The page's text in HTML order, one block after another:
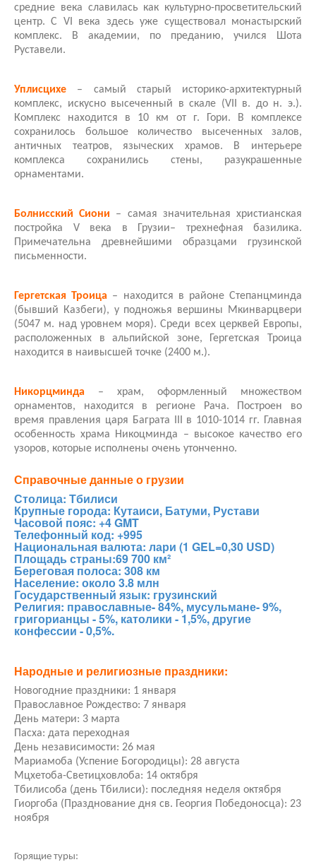
средние века славилась как культурно-просветительский
центр. С VI века здесь уже существовал монастырский
комплекс. В академии, по преданию, учился Шота
Руставели.
Уплисцихе
– самый старый историко-архитектурный
комплекс, искусно высеченный в скале (VII в. до н. э.).
Комплекс находится в 10 км от г. Гори. В комплексе
сохранилось большое количество высеченных залов,
античных театров, языческих храмов. В интерьере
комплекса сохранились стены, разукрашенные
орнаментами.
Болнисский Сиони – самая значительная христианская
постройка V века в Грузии– трехнефная базилика.
Примечательна древнейшими образцами грузинской
письменности.
Гергетская Троица – находится в районе Степанцминда
(бывший Казбеги), у подножья вершины Мкинварцвери
(5047 м. над уровнем моря). Среди всех церквей Европы,
расположенных в альпийской зоне, Гергетская Троица
находится в наивысшей точке (2400 м.).
Никорцминда
– храм, оформленный множеством
орнаментов, находится в регионе Рача. Построен во
время правления царя Баграта III в 1010-1014 гг. Главная
особенность храма Никоцминда – высокое качество его
узоров, которые исполнены очень утонченно.
Справочные данные о грузии
Столица: Тбилиси
Крупные города: Кутаиси, Батуми, Рустави
Часовой пояс: +4 GMT
Телефонный код: +995
Национальная валюта: лари (1 GEL=0,30 USD)
Площадь страны:69 700 км²
Береговая полоса: 308 км
Население: около 3.8 млн
Государственный язык: грузинский
Религия: православные- 84%, мусульмане- 9%,
григорианцы - 5%, католики - 1,5%, другие
конфессии - 0,5%.
Народные и религиозные праздники:
Новогодние праздники: 1 января
Православное Рождество: 7 января
День матери: 3 марта
Пасха: дата переходная
День независимости: 26 мая
Мариамоба (Успение Богородицы): 28 августа
Мцхетоба-Светицховлоба: 14 октября
Тбилисоба (день Тбилиси): последняя неделя октября
Гиоргоба (Празднование дня св. Георгия Победоносца): 23
ноября
Горящие туры: